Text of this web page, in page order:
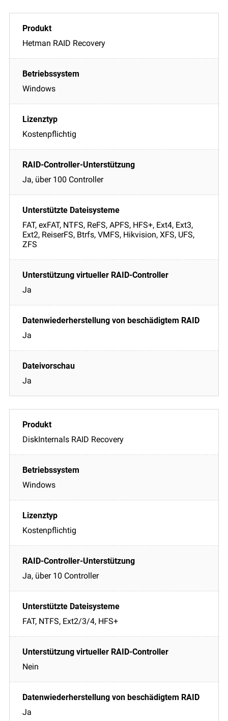
Hetman RAID Recovery
Windows
Kostenpflichtig
Ja, über 100 Controller
FAT, exFAT, NTFS, ReFS, APFS, HFS+, Ext4, Ext3,
Ext2, ReiserFS, Btrfs, VMFS, Hikvision, XFS, UFS,
ZFS
Ja
Ja
Ja
DiskInternals RAID Recovery
Windows
Kostenpflichtig
Ja, über 10 Controller
FAT, NTFS, Ext2/3/4, HFS+
Nein
Ja